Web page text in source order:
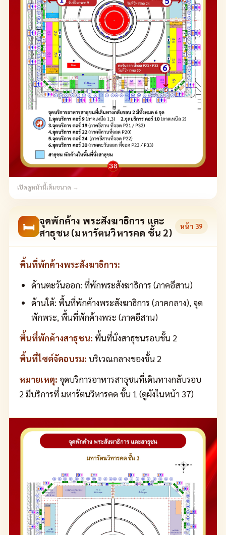
เปิดดูหน้านี้เต็มขนาด →
🛏 จุดพักค้าง พระสังฆาธิการ และ
สาธุชน (มหารัตนวิหารคด ชั้น 2)
หน้า 39
พื้นที่พักค้างพระสังฆาธิการ:
ด้านตะวันออก: ที่พักพระสังฆาธิการ (ภาคอีสาน)
ด้านใต้: พื้นที่พักค้างพระสังฆาธิการ (ภาคกลาง), จุด
พักพระ, พื้นที่พักค้างพระ (ภาคอีสาน)
พื้นที่พักค้างสาธุชน: พื้นที่นั่งสาธุชนรอบชั้น 2
พื้นที่ไซต์จัดอบรม: บริเวณกลางของชั้น 2
หมายเหตุ: จุดบริการอาหารสาธุชนที่เดินทางกลับรอบ
2 มีบริการที่ มหารัตนวิหารคด ชั้น 1 (ดูผังในหน้า 37)